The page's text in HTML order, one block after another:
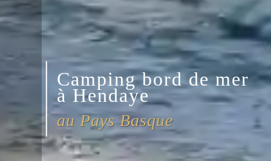
Camping bord de mer
à Hendaye
au Pays Basque